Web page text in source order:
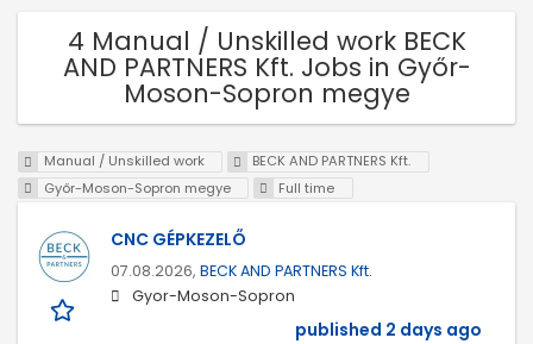
4 Manual / Unskilled work BECK
AND PARTNERS Kft. Jobs in Győr-
Moson-Sopron megye
Manual / Unskilled work
BECK AND PARTNERS Kft.
Győr-Moson-Sopron megye
Full time
CNC GÉPKEZELŐ
07.08.2026, BECK AND PARTNERS Kft.
Gyor-Moson-Sopron
published 2 days ago